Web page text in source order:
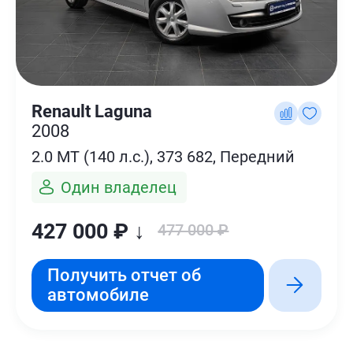
Renault Laguna
2008
2.0 MT (140 л.с.), 373 682, Передний
Один владелец
427 000 ₽ ↓ 477 000 ₽
Получить отчет об
автомобиле